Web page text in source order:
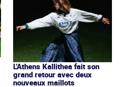
L'Athens Kallithea fait son
grand retour avec deux
nouveaux maillots